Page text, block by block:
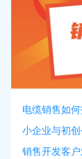
电缆销售如
小企业与初
销售开发客